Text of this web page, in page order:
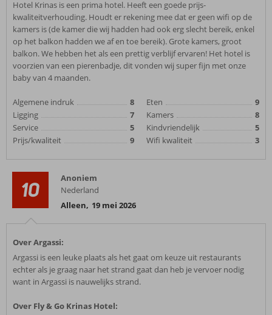
Hotel Krinas is een prima hotel. Heeft een goede prijs-
kwaliteitverhouding. Houdt er rekening mee dat er geen wifi op de
kamers is (de kamer die wij hadden had ook erg slecht bereik, enkel
op het balkon hadden we af en toe bereik). Grote kamers, groot
balkon. We hebben het als een prettig verblijf ervaren! Het hotel is
voorzien van een pierenbadje, dit vonden wij super fijn met onze
baby van 4 maanden.
Algemene indruk
8
Ligging
7
Service
5
Prijs/kwaliteit
9
Eten
9
Kamers
8
Kindvriendelijk
5
Wifi kwaliteit
3
10
Anoniem
Nederland
Alleen, 19 mei 2026
Over Argassi:
Argassi is een leuke plaats als het gaat om keuze uit restaurants
echter als je graag naar het strand gaat dan heb je vervoer nodig
want in Argassi is nauwelijks strand.
Over Fly & Go Krinas Hotel: